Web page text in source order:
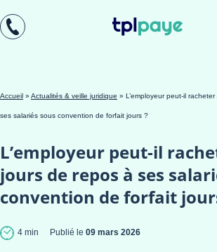
Skip
to
Aller au
contenu
Accueil » Actualités & veille juridique » L’employeur peut-il
ses salariés sous convention de forfait jours ?
L’employeur peut-il
jours de repos à ses
convention de forfait
4 min Publié le 09 mars 2026